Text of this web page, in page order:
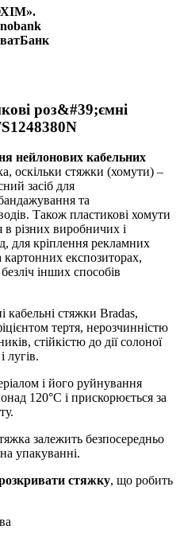
роз&#39;ємні
нейлонових кабельних
оскільки стяжки (хомути) –
засіб для
та
Також пластикові хомути
в різних виробничих і
для кріплення рекламних
картонних експозиторах,
інших способів
кабельні стяжки Bradas,
тертя, нерозчинністю
стійкістю до дії солоної
лугів.
і його руйнування
120°С і прискорюється за
залежить безпосередньо
упакуванні.
стяжку, що робить